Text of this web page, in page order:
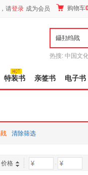
请登录 成为会员 购物车
热搜: 中国文
特装书 亲签书 电子书
清除筛选
价格 -